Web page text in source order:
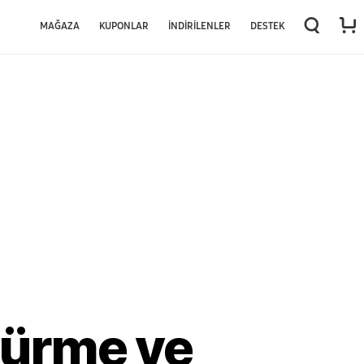
MAĞAZA KUPONLAR İNDIRILENLER DESTEK
ve